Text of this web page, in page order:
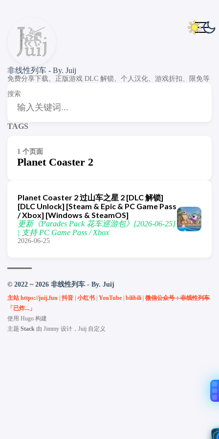
非线性列车 - By. Juij
免费分享下载、正版游戏 DLC 解锁、个人汉化、游戏折扣、限免等
搜索
TAGS
1 个页面
Planet Coaster 2
Planet Coaster 2 过山车之星 2 [DLC 解锁]
[DLC Unlock] [Steam & Epic & PC Game Pass
/ Xbox] [Windows & SteamOS]
更新《Parades Pack 花车巡游包》[2026-06-25]
| 支持 PC Game Pass / Xbox
2026-06-25
© 2022 ~ 2026 非线性列车 - By. Juij
主站 https://juij.fun 抖音 小红书 YouTube bilibili 微信公众号：非线性列车
「已炸...」
使用 Hugo 构建
主题 Stack 由 Jimmy 设计，Juij 自定义